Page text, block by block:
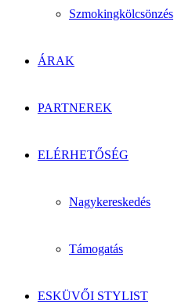
Szmokingkölcsönzés
ÁRAK
PARTNEREK
ELÉRHETŐSÉG
Nagykereskedés
Támogatás
ESKÜVŐI STYLIST